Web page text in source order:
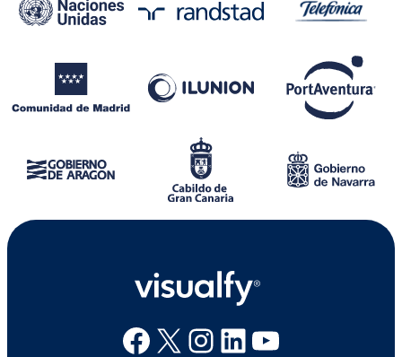
Facebook
X Instagram
Linkedin
Youtube